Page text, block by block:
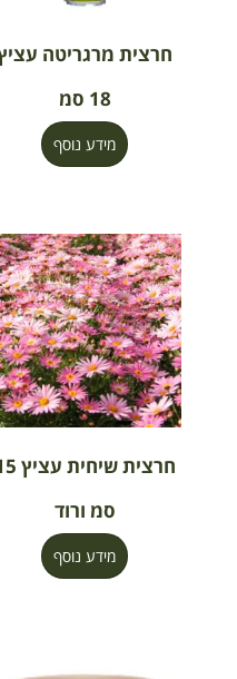
חרצית מרגריטה
18 סמ
מידע נוסף
חרצית
סמ ורוד
מידע נוסף